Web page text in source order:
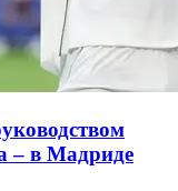
– в Мадриде